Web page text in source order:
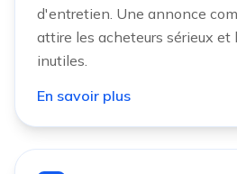
d'entretien. Une annonce
attire les acheteurs sérieux
inutiles.
En savoir plus